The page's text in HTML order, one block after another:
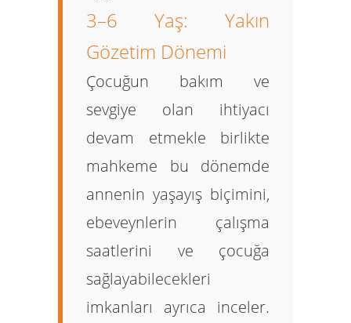
3–6 Yaş: Yakın
Gözetim Dönemi
Çocuğun bakım ve
sevgiye olan ihtiyacı
devam etmekle birlikte
mahkeme bu dönemde
annenin yaşayış biçimini,
ebeveynlerin çalışma
saatlerini ve çocuğa
sağlayabilecekleri
imkanları ayrıca inceler.